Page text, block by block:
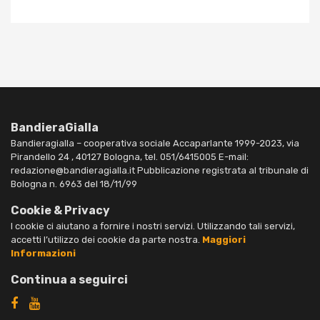
BandieraGialla
Bandieragialla – cooperativa sociale Accaparlante 1999-2023, via
Pirandello 24 , 40127 Bologna, tel. 051/6415005 E-mail:
redazione@bandieragialla.it Pubblicazione registrata al tribunale di
Bologna n. 6963 del 18/11/99
Cookie & Privacy
I cookie ci aiutano a fornire i nostri servizi. Utilizzando tali servizi,
accetti l’utilizzo dei cookie da parte nostra. Maggiori
Informazioni
Continua a seguirci